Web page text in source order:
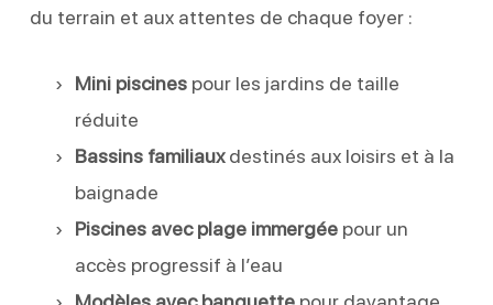
du terrain et aux attentes de chaque foyer :
Mini piscinespour les jardins de taille
réduite
Bassins familiauxdestinés aux loisirs et à la
baignade
Piscines avec plage immergéepour un
accès progressif à l’eau